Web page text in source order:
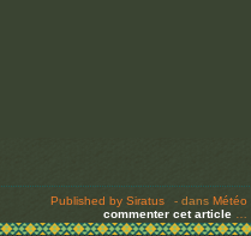
Published by Siratus - dans Météo
commenter cet article